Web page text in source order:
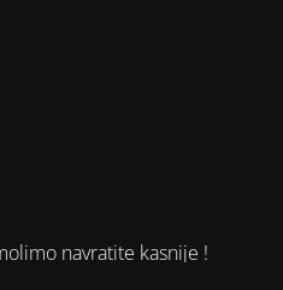
navratite kasnije !